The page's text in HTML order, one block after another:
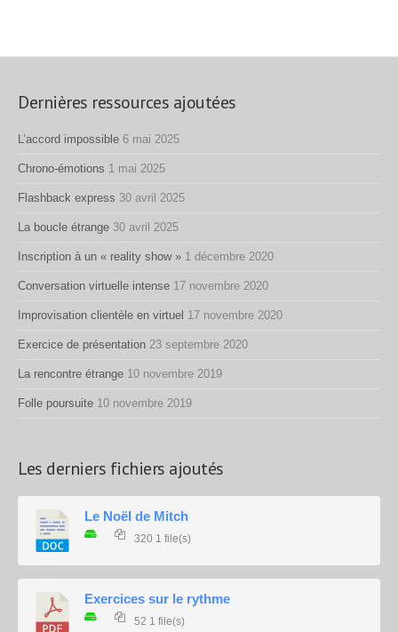
Dernières ressources ajoutées
L’accord impossible 6 mai 2025
Chrono-émotions 1 mai 2025
Flashback express 30 avril 2025
La boucle étrange 30 avril 2025
Inscription à un « reality show » 1 décembre 2020
Conversation virtuelle intense 17 novembre 2020
Improvisation clientèle en virtuel 17 novembre 2020
Exercice de présentation 23 septembre 2020
La rencontre étrange 10 novembre 2019
Folle poursuite 10 novembre 2019
Les derniers fichiers ajoutés
Le Noël de Mitch
320 1 file(s)
Exercices sur le rythme
52 1 file(s)